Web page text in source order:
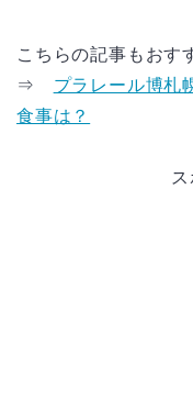
こちらの記事もおす
⇒ プラレール博札
食事は？